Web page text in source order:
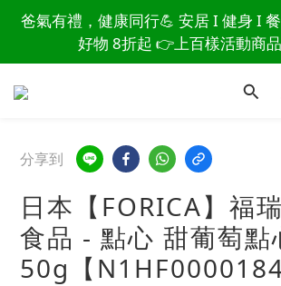
讀懂爸爸總說「不用買」的堅強 👉
思，找回他的生活主導
爸氣有禮，健康同行💪 安居 I 健身 I
好物 8折起 👉上百樣活動商
讀懂爸爸總說「不用買」的堅強 👉
思，找回他的生活主導
分享到
日本【FORICA】福
食品 - 點心 甜葡萄點
50g【